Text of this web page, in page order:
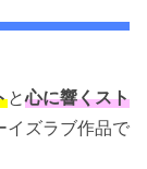
と心に響くスト
イズラブ作品で